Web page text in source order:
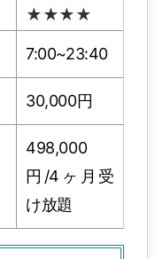
★★★★
7:00~23:40
30,000円
498,000
円/4ヶ月受
け放題